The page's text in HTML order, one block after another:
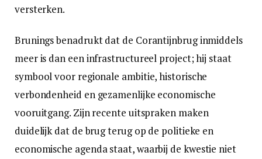
versterken.
Brunings benadrukt dat de Corantijnbrug inmiddels
meer is dan een infrastructureel project; hij staat
symbool voor regionale ambitie, historische
verbondenheid en gezamenlijke economische
vooruitgang. Zijn recente uitspraken maken
duidelijk dat de brug terug op de politieke en
economische agenda staat, waarbij de kwestie niet